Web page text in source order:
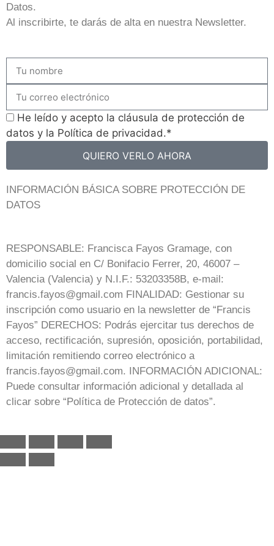
Datos.
Al inscribirte, te darás de alta en nuestra Newsletter.
He leído y acepto la cláusula de protección de
datos y la Política de privacidad.*
QUIERO VERLO AHORA
INFORMACIÓN BÁSICA SOBRE PROTECCIÓN DE
DATOS
RESPONSABLE: Francisca Fayos Gramage, con
domicilio social en C/ Bonifacio Ferrer, 20, 46007 –
Valencia (Valencia) y N.I.F.: 53203358B, e-mail:
francis.fayos@gmail.com FINALIDAD: Gestionar su
inscripción como usuario en la newsletter de “Francis
Fayos” DERECHOS: Podrás ejercitar tus derechos de
acceso, rectificación, supresión, oposición, portabilidad,
limitación remitiendo correo electrónico a
francis.fayos@gmail.com. INFORMACIÓN ADICIONAL:
Puede consultar información adicional y detallada al
clicar sobre “Política de Protección de datos”.